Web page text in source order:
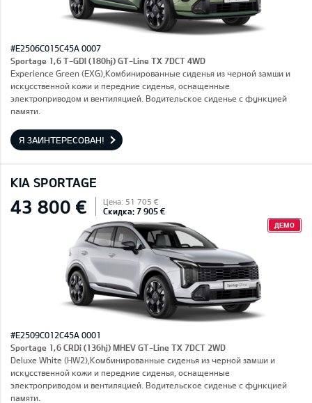
#E2506C015C45A 0007
Sportage 1,6 T-GDI (180hj) GT-Line TX 7DCT 4WD
Experience Green (EXG),Комбинированные сиденья из черной замши и
искусственной кожи и передние сиденья, оснащенные
электроприводом и вентиляцией. Водительское сиденье с функцией
памяти.
Я ЗАИНТЕРЕСОВАН!
KIA SPORTAGE
43 800 € Цена: 51 705 €
Скидка: 7 905 €
ДЕМО
#E2509C012C45A 0001
Sportage 1,6 CRDi (136hj) MHEV GT-Line TX 7DCT 2WD
Deluxe White (HW2),Комбинированные сиденья из черной замши и
искусственной кожи и передние сиденья, оснащенные
электроприводом и вентиляцией. Водительское сиденье с функцией
памяти.